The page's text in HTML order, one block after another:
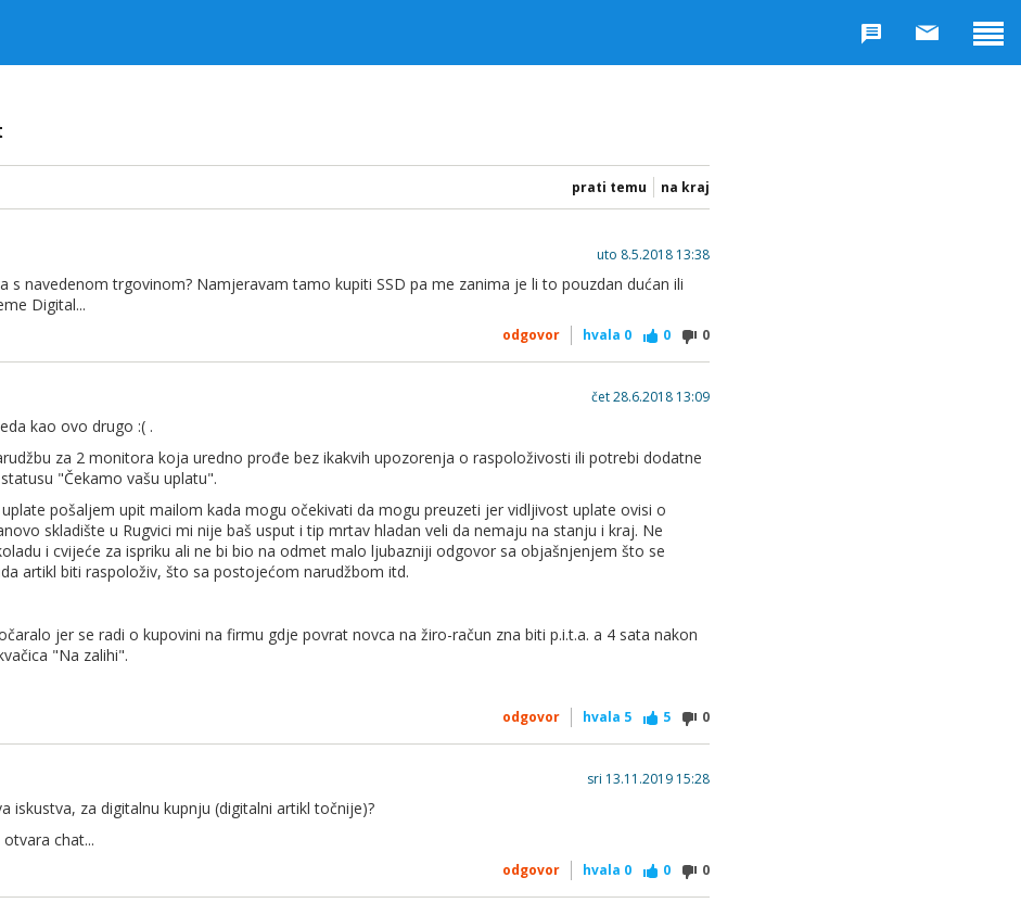
prati temu na kraj
uto 8.5.2018 13:38
s navedenom trgovinom? Namjeravam tamo kupiti SSD pa me zanima je li to pouzdan dućan ili
Digital...
odgovor hvala 0 0 0
čet 28.6.2018 13:09
kao ovo drugo :( .
za 2 monitora koja uredno prođe bez ikakvih upozorenja o raspoloživosti ili potrebi dodatne
"Čekamo vašu uplatu".
pošaljem upit mailom kada mogu očekivati da mogu preuzeti jer vidljivost uplate ovisi o
skladište u Rugvici mi nije baš usput i tip mrtav hladan veli da nemaju na stanju i kraj. Ne
i cvijeće za ispriku ali ne bi bio na odmet malo ljubazniji odgovor sa objašnjenjem što se
artikl biti raspoloživ, što sa postojećom narudžbom itd.
jer se radi o kupovini na firmu gdje povrat novca na žiro-račun zna biti p.i.t.a. a 4 sata nakon
"Na zalihi".
odgovor hvala 5 5 0
sri 13.11.2019 15:28
iskustva, za digitalnu kupnju (digitalni artikl točnije)?
chat...
odgovor hvala 0 0 0